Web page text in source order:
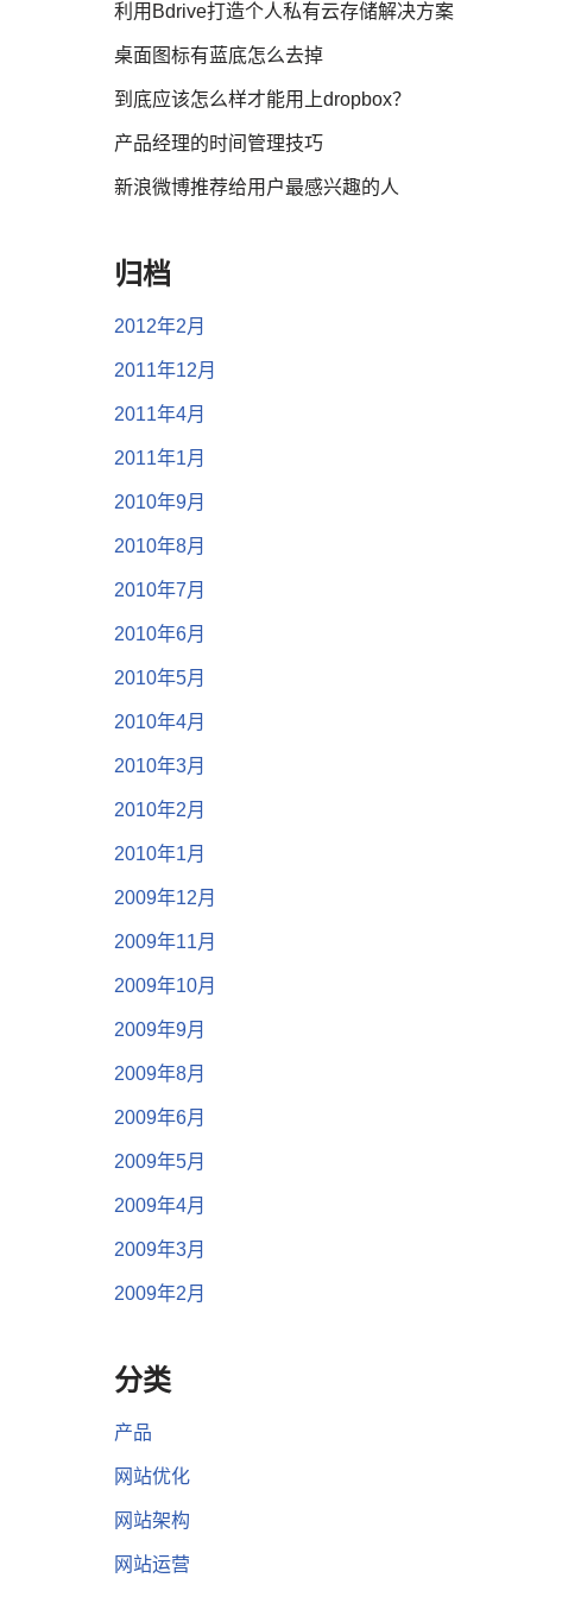
利用Bdrive打造个人私有云存储解决方案
桌面图标有蓝底怎么去掉
到底应该怎么样才能用上dropbox？
产品经理的时间管理技巧
新浪微博推荐给用户最感兴趣的人
归档
2012年2月
2011年12月
2011年4月
2011年1月
2010年9月
2010年8月
2010年7月
2010年6月
2010年5月
2010年4月
2010年3月
2010年2月
2010年1月
2009年12月
2009年11月
2009年10月
2009年9月
2009年8月
2009年6月
2009年5月
2009年4月
2009年3月
2009年2月
分类
产品
网站优化
网站架构
网站运营